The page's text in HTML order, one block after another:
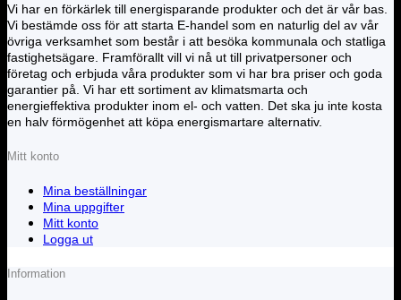
Vi har en förkärlek till energisparande produkter och det är vår bas.
Vi bestämde oss för att starta E-handel som en naturlig del av vår
övriga verksamhet som består i att besöka kommunala och statliga
fastighetsägare. Framförallt vill vi nå ut till privatpersoner och
företag och erbjuda våra produkter som vi har bra priser och goda
garantier på. Vi har ett sortiment av klimatsmarta och
energieffektiva produkter inom el- och vatten. Det ska ju inte kosta
en halv förmögenhet att köpa energismartare alternativ.
Mitt konto
Mina beställningar
Mina uppgifter
Mitt konto
Logga ut
Information